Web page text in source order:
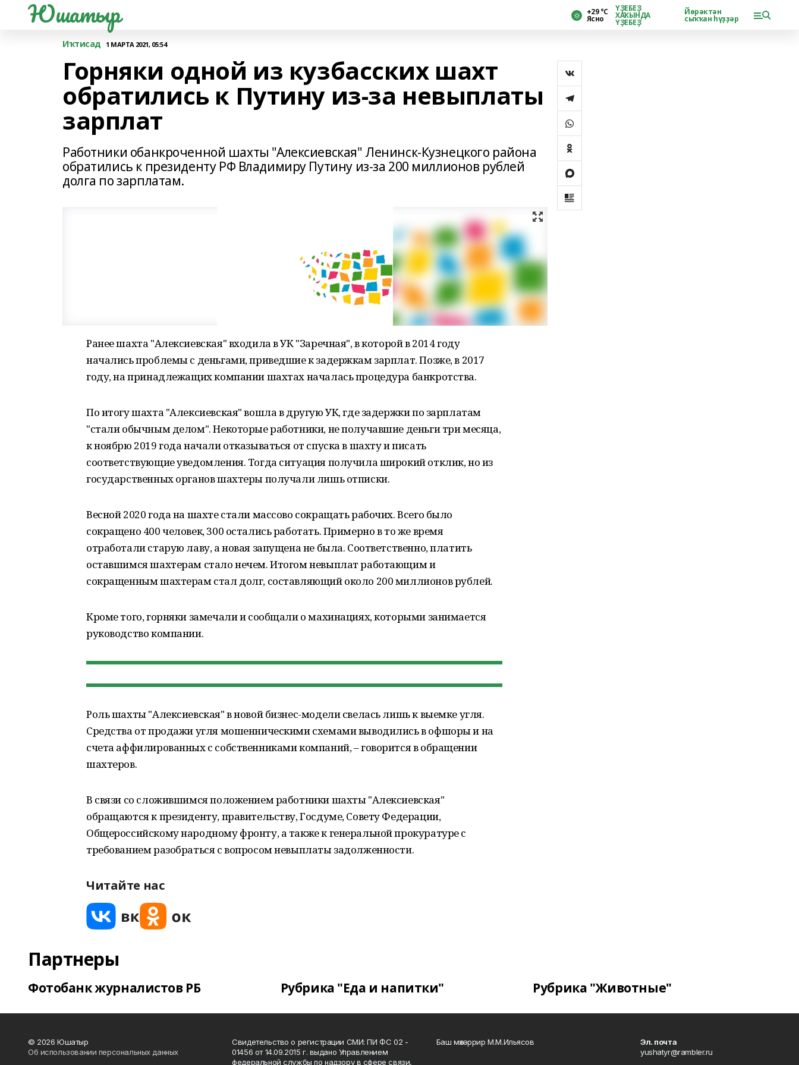
Юшатыр +29 °С
Ясно
ҮҘЕБЕҘ
ХАҠЫНДА
ҮҘЕБЕҘ
Йөрәктән
сыҡҡан һүҙҙәр
Иҡтисад 1 МАРТА 2021, 05:54
Горняки одной из кузбасских шахт
обратились к Путину из-за невыплаты
зарплат
Работники обанкроченной шахты "Алексиевская" Ленинск-Кузнецкого района
обратились к президенту РФ Владимиру Путину из-за 200 миллионов рублей
долга по зарплатам.
Ранее шахта "Алексиевская" входила в УК "Заречная", в которой в 2014 году
начались проблемы с деньгами, приведшие к задержкам зарплат. Позже, в 2017
году, на принадлежащих компании шахтах началась процедура банкротства.
По итогу шахта "Алексиевская" вошла в другую УК, где задержки по зарплатам
"стали обычным делом". Некоторые работники, не получавшие деньги три месяца,
к ноябрю 2019 года начали отказываться от спуска в шахту и писать
соответствующие уведомления. Тогда ситуация получила широкий отклик, но из
государственных органов шахтеры получали лишь отписки.
Весной 2020 года на шахте стали массово сокращать рабочих. Всего было
сокращено 400 человек, 300 остались работать. Примерно в то же время
отработали старую лаву, а новая запущена не была. Соответственно, платить
оставшимся шахтерам стало нечем. Итогом невыплат работающим и
сокращенным шахтерам стал долг, составляющий около 200 миллионов рублей.
Кроме того, горняки замечали и сообщали о махинациях, которыми занимается
руководство компании.
Роль шахты "Алексиевская" в новой бизнес-модели свелась лишь к выемке угля.
Средства от продажи угля мошенническими схемами выводились в офшоры и на
счета аффилированных с собственниками компаний, – говорится в обращении
шахтеров.
В связи со сложившимся положением работники шахты "Алексиевская"
обращаются к президенту, правительству, Госдуме, Совету Федерации,
Общероссийскому народному фронту, а также к генеральной прокуратуре с
требованием разобраться с вопросом невыплаты задолженности.
Читайте нас
Партнеры
Фотобанк журналистов РБ Рубрика "Еда и напитки" Рубрика "Животные"
© 2026 Юшатыр
Об использовании персональных данных
Свидетельство о регистрации СМИ: ПИ ФС 02 -
01456 от 14.09.2015 г. выдано Управлением
федеральной службы по надзору в сфере связи,
Баш мөхәррир М.М.Ильясов
Эл. почта
yushatyr@rambler.ru